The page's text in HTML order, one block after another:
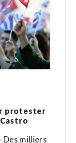
protester
Des milliers